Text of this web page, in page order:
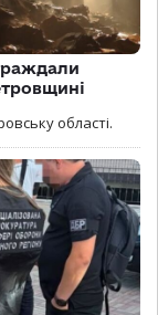
області.